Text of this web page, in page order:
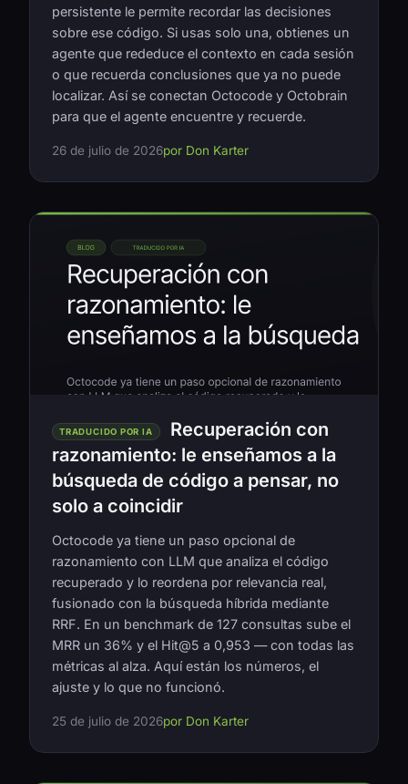
persistente le permite recordar las decisiones
sobre ese código. Si usas solo una, obtienes un
agente que rededuce el contexto en cada sesión
o que recuerda conclusiones que ya no puede
localizar. Así se conectan Octocode y Octobrain
para que el agente encuentre y recuerde.
26 de julio de 2026por Don Karter
TRADUCIDO POR IA
Recuperación con
razonamiento: le enseñamos a la
búsqueda de código a pensar, no
solo a coincidir
Octocode ya tiene un paso opcional de
razonamiento con LLM que analiza el código
recuperado y lo reordena por relevancia real,
fusionado con la búsqueda híbrida mediante
RRF. En un benchmark de 127 consultas sube el
MRR un 36% y el Hit@5 a 0,953 — con todas las
métricas al alza. Aquí están los números, el
ajuste y lo que no funcionó.
25 de julio de 2026por Don Karter